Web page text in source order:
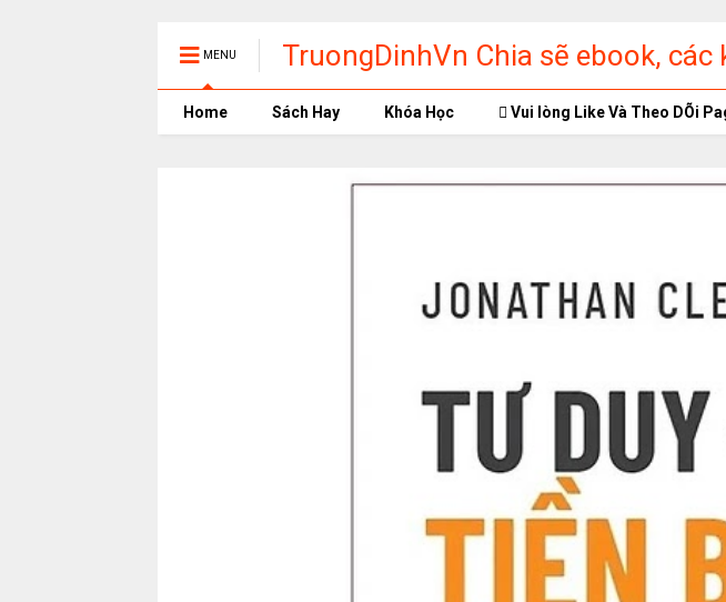
MENU
TruongDinhVn Chia sẽ ebook, các
phần mềm học tập miễn phí
Home Sách Hay Khóa Học Vui lòng Like Và Theo DÕi